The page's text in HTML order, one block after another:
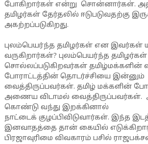
போகிறார்கள் என்று சொன்னார்கள்.
தமிழர்கள் தேர்தலில் ஈடுபடுவதற்கு
அகற்றப்படுகிறது.
புலம்பெயர்ந்த தமிழர்கள் என
வருகிறார்கள்? புலம்பெயர்ந்த
சொல்லப்படுகிறவர்கள் தமிழ்மக்களின்
போராட்டத்தின் தொடர்ச்சியை இன்னும்
வைத்திருப்பவர்கள். தமிழ் மக்களின்
அணைய விடாமல்
கொண்டு வந்து இறக்கினால்
நாட்டைக் குழப்பிவிடுவார்கள். இந்த
இனவாதத்தை தான் கையில்
பிரஜாவுரிமை விவகாரம் பசில்